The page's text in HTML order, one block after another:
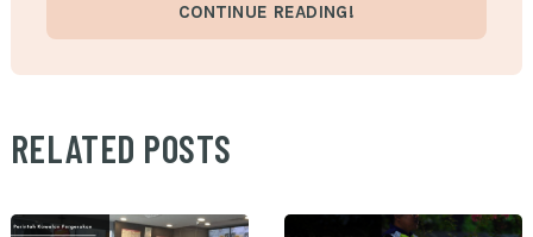
CONTINUE READING!
RELATED POSTS